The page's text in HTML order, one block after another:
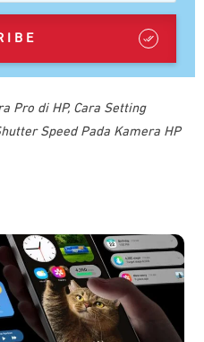
Pro di HP, Cara Setting
Speed Pada Kamera HP